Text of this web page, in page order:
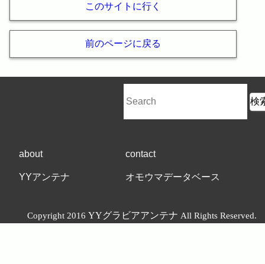
このサイトに行く
前のページに戻る
about contact
YYアンテナ オモウマデータベース
Copyright 2016 YYグラビアアンテナ All Rights Reserved.